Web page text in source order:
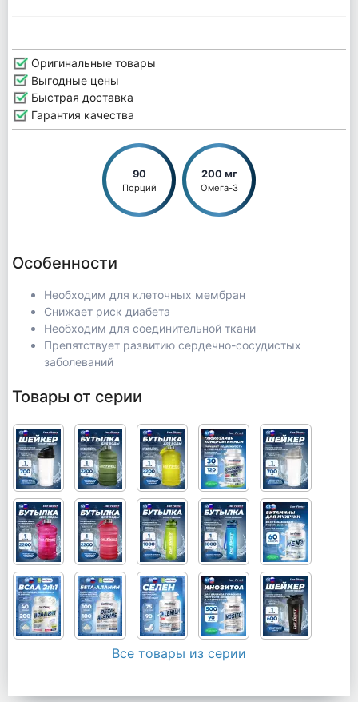
Оригинальные товары
Выгодные цены
Быстрая доставка
Гарантия качества
90
Порций
200 мг
Омега-3
Особенности
Необходим для клеточных мембран
Снижает риск диабета
Необходим для соединительной ткани
Препятствует развитию сердечно-сосудистых
заболеваний
Товары от серии
Все товары из серии